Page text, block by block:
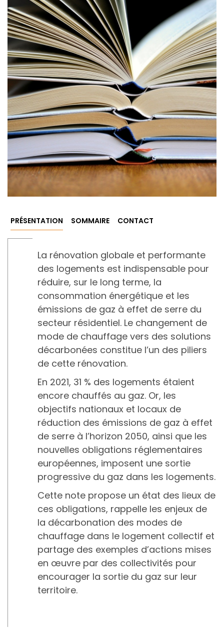
PRÉSENTATION SOMMAIRE CONTACT
La rénovation globale et performante
des logements est indispensable pour
réduire, sur le long terme, la
consommation énergétique et les
émissions de gaz à effet de serre du
secteur résidentiel. Le changement de
mode de chauffage vers des solutions
décarbonées constitue l’un des piliers
de cette rénovation.
En 2021, 31 % des logements étaient
encore chauffés au gaz. Or, les
objectifs nationaux et locaux de
réduction des émissions de gaz à effet
de serre à l’horizon 2050, ainsi que les
nouvelles obligations réglementaires
européennes, imposent une sortie
progressive du gaz dans les logements.
Cette note propose un état des lieux de
ces obligations, rappelle les enjeux de
la décarbonation des modes de
chauffage dans le logement collectif et
partage des exemples d’actions mises
en œuvre par des collectivités pour
encourager la sortie du gaz sur leur
territoire.